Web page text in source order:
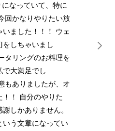
なっていて、特に
回かなりやりたい放
ました！！！ ウェ
しちゃいまし
タリングのお料理を
大満足でし
もありましたが、オ
！ 自分のやりた
しかありません。
う文章になってい